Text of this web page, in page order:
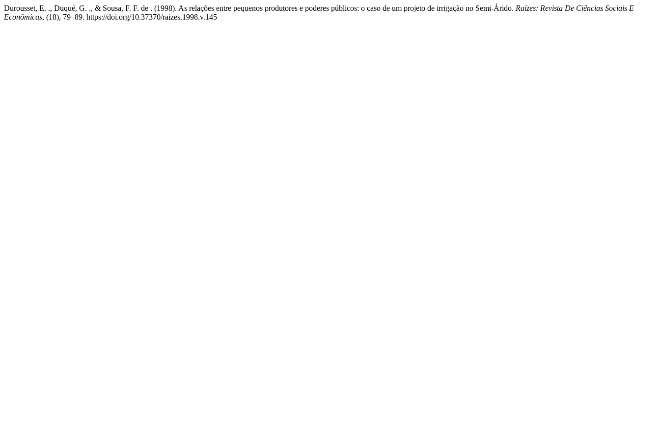
Durousset, E. ., Duqué, G. ., & Sousa, F. F. de . (1998). As relações entre pequenos produtores e poderes públicos: o caso de um projeto de irrigação no Semi-Árido. Raízes: Revista De Ciências Sociais E
Econômicas, (18), 79–89. https://doi.org/10.37370/raizes.1998.v.145